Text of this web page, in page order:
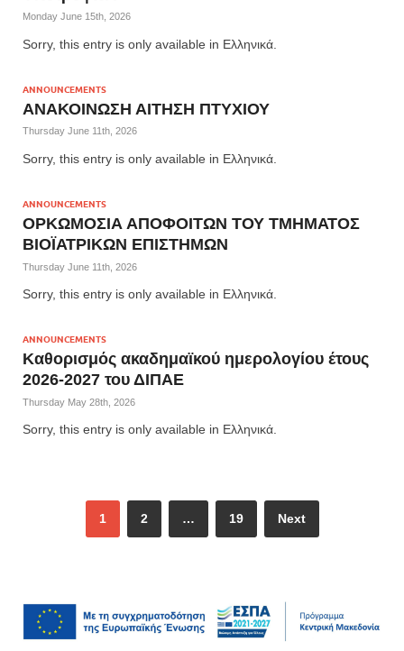
Monday June 15th, 2026
Sorry, this entry is only available in Ελληνικά.
ANNOUNCEMENTS
ΑΝΑΚΟΙΝΩΣΗ ΑΙΤΗΣΗ ΠΤΥΧΙΟΥ
Thursday June 11th, 2026
Sorry, this entry is only available in Ελληνικά.
ANNOUNCEMENTS
ΟΡΚΩΜΟΣΙΑ ΑΠΟΦΟΙΤΩΝ ΤΟΥ ΤΜΗΜΑΤΟΣ
ΒΙΟΪΑΤΡΙΚΩΝ ΕΠΙΣΤΗΜΩΝ
Thursday June 11th, 2026
Sorry, this entry is only available in Ελληνικά.
ANNOUNCEMENTS
Καθορισμός ακαδημαϊκού ημερολογίου έτους
2026-2027 του ΔΙΠΑΕ
Thursday May 28th, 2026
Sorry, this entry is only available in Ελληνικά.
1 2 … 19 Next